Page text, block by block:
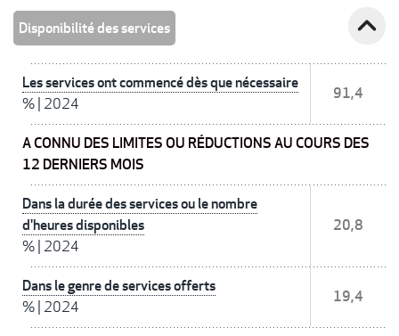
Disponibilité des services expand_less
Les services ont commencé dès que nécessaire
% 2024
91,4
A CONNU DES LIMITES OU RÉDUCTIONS AU COURS DES
12 DERNIERS MOIS
Dans la durée des services ou le nombre
d'heures disponibles
% 2024
20,8
Dans le genre de services offerts
% 2024
19,4